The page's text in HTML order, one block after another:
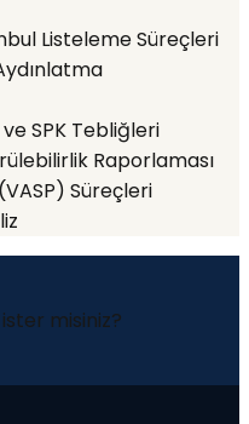
Listeleme Süreçleri
SPK Tebliğleri
Raporlaması
Süreçleri
misiniz?